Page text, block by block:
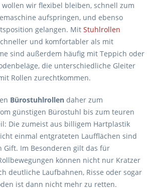
wir flexibel bleiben, schnell zum
aufspringen, und ebenso
gelangen. Mit Stuhlrollen
und komfortabler als mit
sind außerdem häufig mit Teppich oder
die unterschiedliche Gleiter
Rollen zurechtkommen.
Bürostuhlrollen daher zum
günstigen Bürostuhl bis zum teuren
Die zumeist aus billigem Hartplastik
einmal entgrateten Laufflächen sind
Im Besonderen gilt das für
können nicht nur Kratzer
deutliche Laufbahnen, Risse oder sogar
ist dann nicht mehr zu retten.